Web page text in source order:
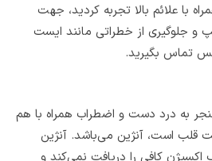
با علائم بالا تجربه کردید، جهت
جلوگیری از خطراتی مانند ایست
تماس بگیرید.
به درد دست و اضطراب همراه با هم
قلب است، آنژین می‌باشد. آنژین
اکسیژن کافی را دریافت نمی‌کند و